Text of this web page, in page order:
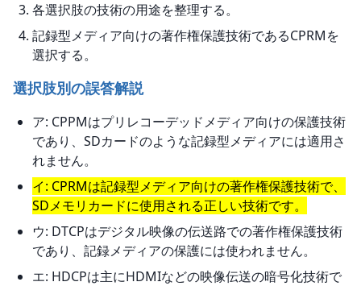
各選択肢の技術の用途を整理する。
記録型メディア向けの著作権保護技術であるCPRMを
選択する。
選択肢別の誤答解説
ア: CPPMはプリレコーデッドメディア向けの保護技術
であり、SDカードのような記録型メディアには適用さ
れません。
イ: CPRMは記録型メディア向けの著作権保護技術で、
SDメモリカードに使用される正しい技術です。
ウ: DTCPはデジタル映像の伝送路での著作権保護技術
であり、記録メディアの保護には使われません。
エ: HDCPは主にHDMIなどの映像伝送の暗号化技術で